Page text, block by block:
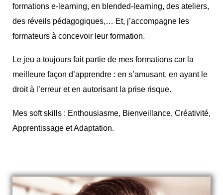
formations e-learning, en blended-learning, des ateliers,
des réveils pédagogiques,… Et, j’accompagne les
formateurs à concevoir leur formation.
Le jeu a toujours fait partie de mes formations car la
meilleure façon d’apprendre : en s’amusant, en ayant le
droit à l’erreur et en autorisant la prise risque.
Mes soft skills : Enthousiasme, Bienveillance, Créativité,
Apprentissage et Adaptation.